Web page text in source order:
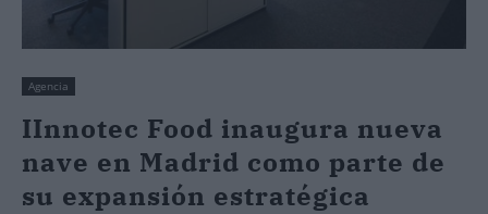
Agencia
IInnotec Food inaugura nueva
nave en Madrid como parte de
su expansión estratégica